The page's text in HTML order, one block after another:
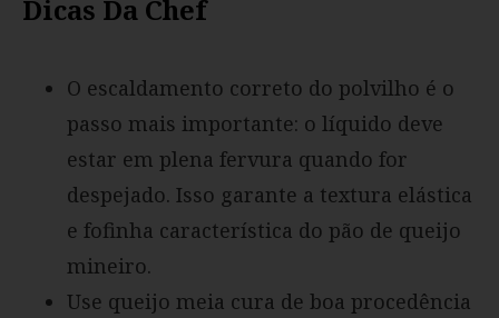
Dicas Da Chef
O escaldamento correto do polvilho é o
passo mais importante: o líquido deve
estar em plena fervura quando for
despejado. Isso garante a textura elástica
e fofinha característica do pão de queijo
mineiro.
Use queijo meia cura de boa procedência